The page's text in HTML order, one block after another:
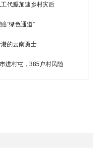
代赈加速乡村灾后
“绿色通道”
的云南勇士
进村屯，385户村民随